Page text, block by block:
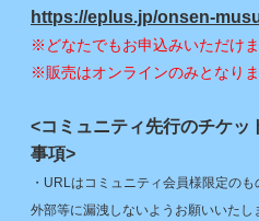
https://eplus.jp/onsen-
※どなたでもお申込みいただけま
※販売はオンラインのみとなりま
<コミュニティ先行のチケッ
事項>
・URLはコミュニティ会員様限定の
外部等に漏洩しないようお願いいた